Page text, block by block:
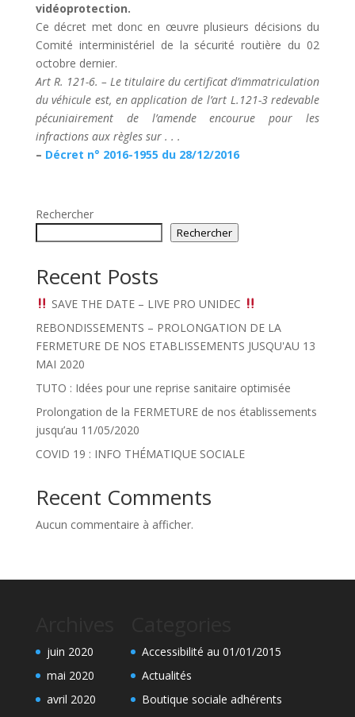
vidéoprotection.
Ce décret met donc en œuvre plusieurs décisions du
Comité interministériel de la sécurité routière du 02
octobre dernier.
Art R. 121-6. – Le titulaire du certificat d’immatriculation
du véhicule est, en application de l’art L.121-3 redevable
pécuniairement de l’amende encourue pour les
infractions aux règles sur . . .
– Décret n° 2016-1955 du 28/12/2016
Rechercher
Rechercher
Recent Posts
SAVE THE DATE – LIVE PRO UNIDEC
REBONDISSEMENTS – PROLONGATION DE LA
FERMETURE DE NOS ETABLISSEMENTS JUSQU'AU 13
MAI 2020
TUTO : Idées pour une reprise sanitaire optimisée
Prolongation de la FERMETURE de nos établissements
jusqu’au 11/05/2020
COVID 19 : INFO THÉMATIQUE SOCIALE
Recent Comments
Aucun commentaire à afficher.
juin 2020
mai 2020
avril 2020
Accessibilité au 01/01/2015
Actualités
Boutique sociale adhérents